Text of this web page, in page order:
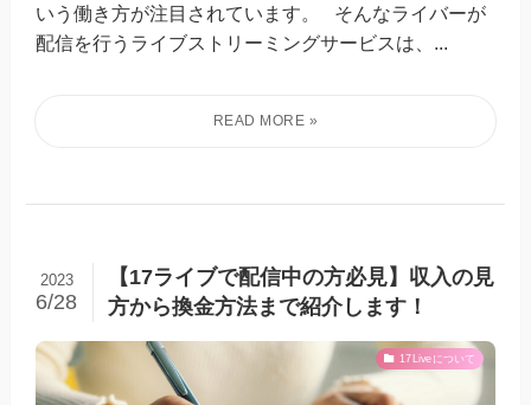
いう働き方が注目されています。 そんなライバーが
配信を行うライブストリーミングサービスは、...
【17ライブで配信中の方必見】収入の見
方から換金方法まで紹介します！
2023
6/28
17Liveについて